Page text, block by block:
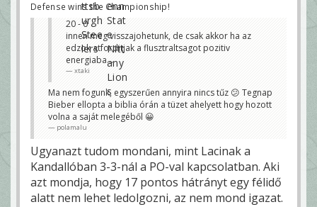
Defense wins the Championship!
20 - 0
innen meg visszajohetunk, de csak akkor ha az
edzok atforditjak a flusztraltsagot pozitiv
energiaba...
xtaki
Ma nem fogunk, egyszerűen annyira nincs tűz 😕 Tegnap
Bieber ellopta a biblia órán a tüzet ahelyett hogy hozott
volna a saját melegéből 😀
polamalu
Ugyanazt tudom mondani, mint Lacinak a
Kandallóban 3-3-nál a PO-val kapcsolatban. Aki
azt mondja, hogy 17 pontos hátrányt egy félidő
alatt nem lehet ledolgozni, az nem mond igazat.